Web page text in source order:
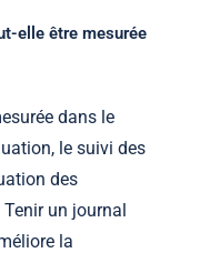
elle être mesurée
dans le
le suivi des
des
un journal
la